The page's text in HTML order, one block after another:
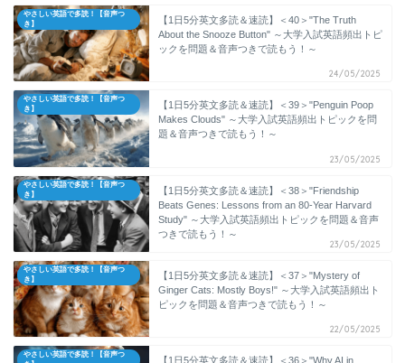
やさしい英語で多読！【音声つ
き】
【1日5分英文多読＆速読】＜40＞"The Truth
About the Snooze Button" ～大学入試英語頻出トピ
ックを問題＆音声つきで読もう！～
24/05/2025
やさしい英語で多読！【音声つ
き】
【1日5分英文多読＆速読】＜39＞"Penguin Poop
Makes Clouds" ～大学入試英語頻出トピックを問
題＆音声つきで読もう！～
23/05/2025
やさしい英語で多読！【音声つ
き】
【1日5分英文多読＆速読】＜38＞"Friendship
Beats Genes: Lessons from an 80-Year Harvard
Study" ～大学入試英語頻出トピックを問題＆音声
つきで読もう！～
23/05/2025
やさしい英語で多読！【音声つ
き】
【1日5分英文多読＆速読】＜37＞"Mystery of
Ginger Cats: Mostly Boys!" ～大学入試英語頻出ト
ピックを問題＆音声つきで読もう！～
22/05/2025
やさしい英語で多読！【音声つ
【1日5分英文多読＆速読】＜36＞"Why AI in